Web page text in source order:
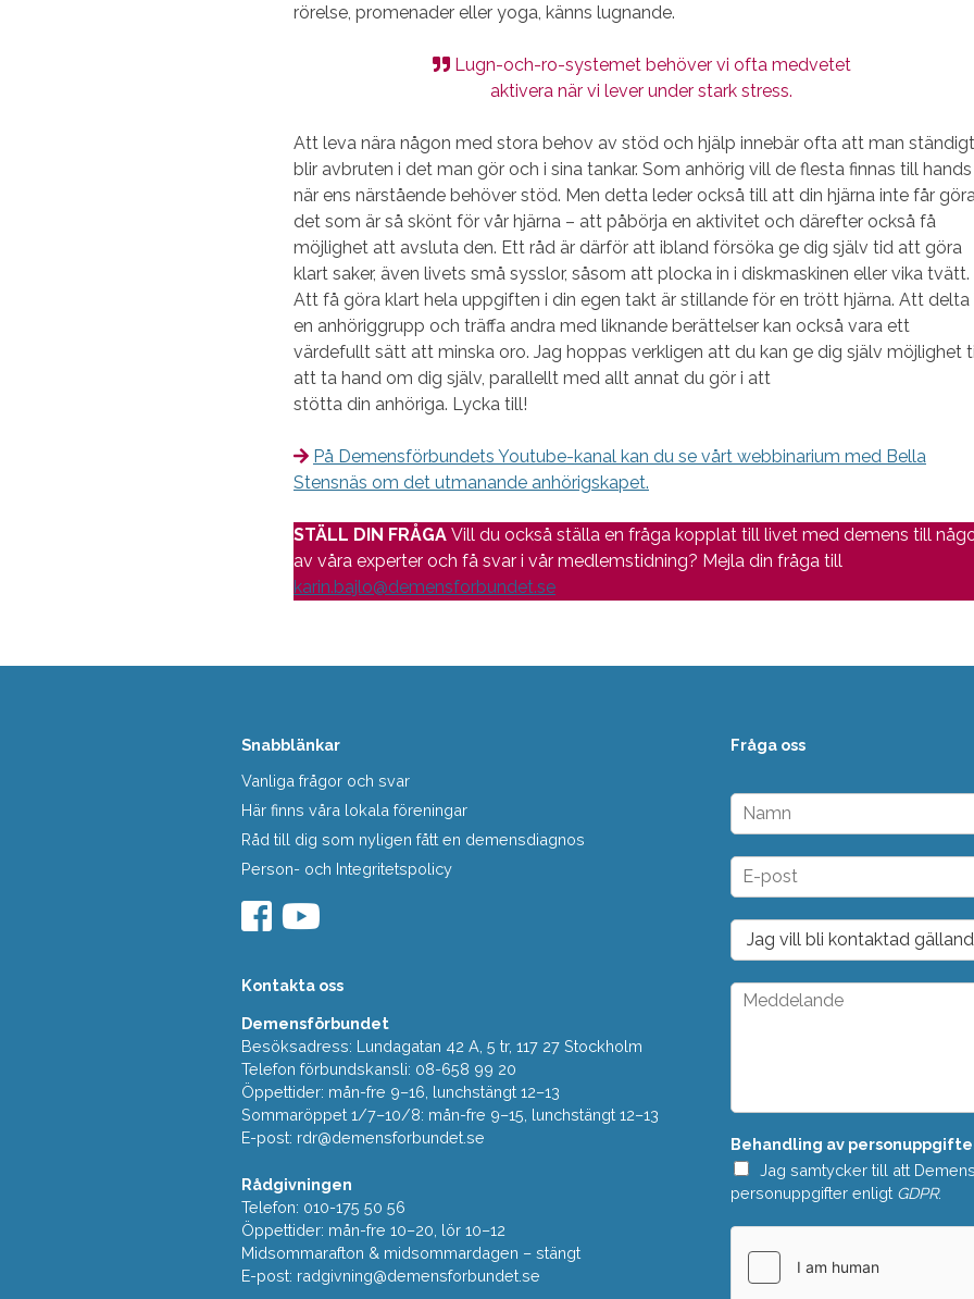
rörelse, promenader eller yoga, känns lugnande.
Lugn-och-ro-systemet behöver vi ofta medvetet
aktivera när vi lever under stark stress.
Att leva nära någon med stora behov av stöd och hjälp innebär ofta att man ständigt
blir avbruten i det man gör och i sina tankar. Som anhörig vill de flesta finnas till hands
när ens närstående behöver stöd. Men detta leder också till att din hjärna inte får
det som är så skönt för vår hjärna – att påbörja en aktivitet och därefter också få
möjlighet att avsluta den. Ett råd är därför att ibland försöka ge dig själv tid att göra
klart saker, även livets små sysslor, såsom att plocka in i diskmaskinen eller vika tvätt.
Att få göra klart hela uppgiften i din egen takt är stillande för en trött hjärna. Att delta
en anhöriggrupp och träffa andra med liknande berättelser kan också vara ett
värdefullt sätt att minska oro. Jag hoppas verkligen att du kan ge dig själv möjlighet
att ta hand om dig själv, parallellt med allt annat du gör i att
stötta din anhöriga. Lycka till!
På Demensförbundets Youtube-kanal kan du se vårt webbinarium med Bella
Stensnäs om det utmanande anhörigskapet.
STÄLL DIN FRÅGA Vill du också ställa en fråga kopplat till livet med demens till
av våra experter och få svar i vår medlemstidning? Mejla din fråga till
karin.bajlo@demensforbundet.se
Snabblänkar
Vanliga frågor och svar
Här finns våra lokala föreningar
Råd till dig som nyligen fått en demensdiagnos
Person- och Integritetspolicy
Kontakta oss
Demensförbundet
Besöksadress: Lundagatan 42 A, 5 tr, 117 27 Stockholm
Telefon förbundskansli: 08-658 99 20
Öppettider: mån-fre 9–16, lunchstängt 12–13
Sommaröppet 1/7–10/8: mån-fre 9–15, lunchstängt 12–13
E-post: rdr@demensforbundet.se
Rådgivningen
Telefon: 010-175 50 56
Öppettider: mån-fre 10–20, lör 10–12
Midsommarafton & midsommardagen – stängt
E-post: radgivning@demensforbundet.se
Fråga oss
N
m
n
E
p
o
t
*
D
o
p
M
a
d
e
*
Behandling av
Jag samtycker till att
personuppgifter enligt GDPR.